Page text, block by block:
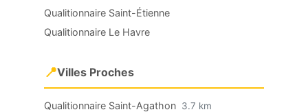
Qualitionnaire Saint-Étienne
Qualitionnaire Le Havre
📍Villes Proches
Qualitionnaire Saint-Agathon 3.7 km